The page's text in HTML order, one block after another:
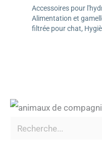
Accessoires pour
Alimentation et
filtrée pour chat,